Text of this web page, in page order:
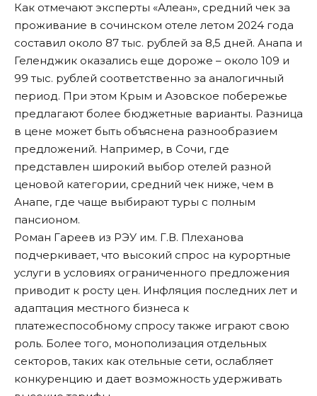
Как отмечают эксперты «Алеан», средний чек за
проживание в сочинском отеле летом 2024 года
составил около 87 тыс. рублей за 8,5 дней. Анапа и
Геленджик оказались еще дороже – около 109 и
99 тыс. рублей соответственно за аналогичный
период. При этом Крым и Азовское побережье
предлагают более бюджетные варианты. Разница
в цене может быть объяснена разнообразием
предложений. Например, в Сочи, где
представлен широкий выбор отелей разной
ценовой категории, средний чек ниже, чем в
Анапе, где чаще выбирают туры с полным
пансионом.
Роман Гареев из РЭУ им. Г.В. Плеханова
подчеркивает, что высокий спрос на курортные
услуги в условиях ограниченного предложения
приводит к росту цен. Инфляция последних лет и
адаптация местного бизнеса к
платежеспособному спросу также играют свою
роль. Более того, монополизация отдельных
секторов, таких как отельные сети, ослабляет
конкуренцию и дает возможность удерживать